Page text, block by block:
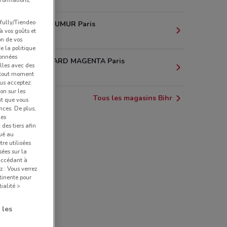
39 RUE REAUMUR Paris
1.2 km
33 BOULEVARD MAGENTA Paris
1.9 km
Tous les magasins Bihr
Tiendeo
vos goûts et
de vos
la politique
avec des
moment
acceptez:
sur les
que vous
De plus,
tiers afin
au
utilisées
sur la
à
Vous verrez
pour
>
les